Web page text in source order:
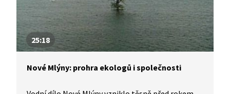
25:18
Nové Mlýny: prohra ekologů i společnosti